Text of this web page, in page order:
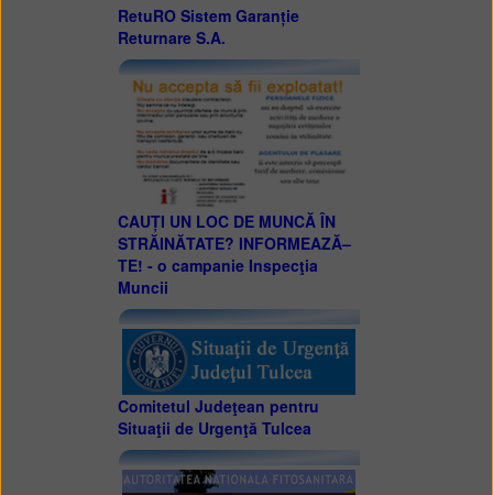
RetuRO Sistem Garanție
Returnare S.A.
CAUȚI UN LOC DE MUNCĂ ÎN
STRĂINĂTATE? INFORMEAZĂ–
TE! - o campanie Inspecţia
Muncii
Comitetul Judeţean pentru
Situaţii de Urgenţă Tulcea